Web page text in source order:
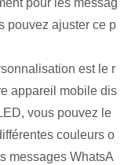
pour les messag
pouvez ajuster ce p
est le r
appareil mobile dis
vous pouvez le
couleurs o
messages WhatsA